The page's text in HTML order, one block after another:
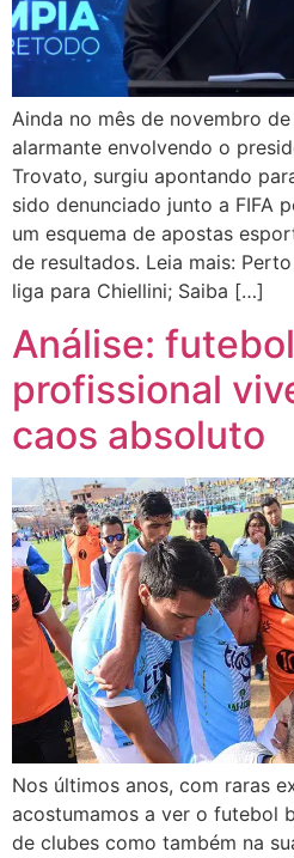
Ainda no mês de novembro
alarmante envolvendo o
Trovato, surgiu apontando
sido denunciado junto a FIFA
um esquema de apostas
de resultados. Leia mais:
liga para Chiellini; Saiba […]
Análise:
profissional
caos absoluto
Nos últimos anos, com raras
acostumamos a ver o futebol
de clubes como também na